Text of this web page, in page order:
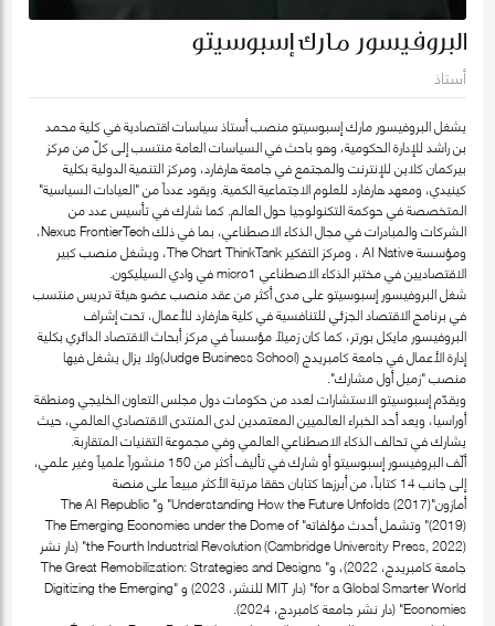
البروفيسور مارك إسبوسيتو
أستاذ
يشغل البروفيسور مارك إسبوسيتو منصب أستاذ سياسات اقتصادية في كلية محمد
بن راشد للإدارة الحكومية، وهو باحث في السياسات العامة منتسب إلى كلّ من مركز
بيركمان كلاين للإنترنت والمجتمع في جامعة هارفارد، ومركز التنمية الدولية بكلية
كينيدي، ومعهد هارفارد للعلوم الاجتماعية الكمية. ويقود عدداً من "العيادات السياسية"
المتخصصة في حوكمة التكنولوجيا حول العالم. كما شارك في تأسيس عدد من
الشركات والمبادرات في مجال الذكاء الاصطناعي، بما في ذلك Nexus FrontierTech،
ومؤسسة AI Native ، ومركز التفكير The Chart ThinkTank، ويشغل منصب كبير
الاقتصاديين في مختبر الذكاء الاصطناعي micro1 في وادي السيليكون.
شغل البروفيسور إسبوسيتو على مدى أكثر من عقد منصب عضو هيئة تدريس منتسب
في برنامج الاقتصاد الجزئي للتنافسية في كلية هارفارد للأعمال، تحت إشراف
البروفيسور مايكل بورتر، كما كان زميلاً مؤسساً في مركز أبحاث الاقتصاد الدائري بكلية
إدارة الأعمال في جامعة كامبريدج (Judge Business School)ولا يزال يشغل فيها
منصب "زميل أول مشارك".
ويقدّم إسبوسيتو الاستشارات لعدد من حكومات دول مجلس التعاون الخليجي ومنطقة
أوراسيا، ويعد أحد الخبراء العالميين المعتمدين لدى المنتدى الاقتصادي العالمي، حيث
يشارك في تحالف الذكاء الاصطناعي العالمي وفي مجموعة التقنيات المتقاربة.
ألّف البروفيسور إسبوسيتو أو شارك في تأليف أكثر من 150 منشوراً علمياً وغير علمي،
إلى جانب 14 كتاباً، من أبرزها كتابان حققا مرتبة الأكثر مبيعاً على منصة
أمازون"Understanding How the Future Unfolds (2017)" و" The AI Republic
(2019)" وتشمل أحدث مؤلفاته" The Emerging Economies under the Dome of
the Fourth Industrial Revolution (Cambridge University Press, 2022)" (دار نشر
جامعة كامبريدج، 2022)، و" The Great Remobilization: Strategies and Designs
for a Global Smarter World" (دار MIT للنشر، 2023) و "Digitizing the Emerging
Economies" (دار نشر جامعة كامبردج، 2024).